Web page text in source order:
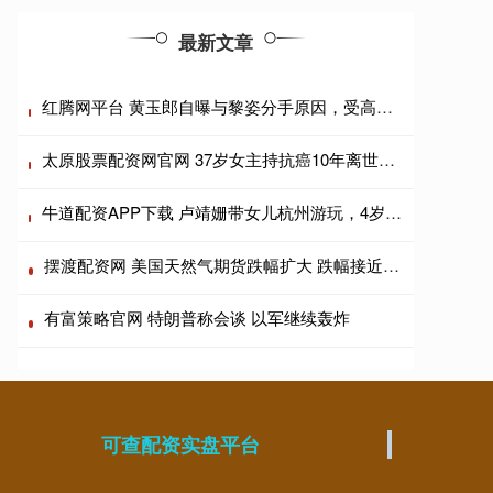
最新文章
红腾网平台 黄玉郎自曝与黎姿分手原因，受高人指点放弃忘年恋，曾在一起三年
太原股票配资网官网 37岁女主持抗癌10年离世，去年曾许愿再活5年，讣告看哭网友
牛道配资APP下载 卢靖姗带女儿杭州游玩，4岁女儿正面曝光，五官立体精致很像韩庚
摆渡配资网 美国天然气期货跌幅扩大 跌幅接近5%
有富策略官网 特朗普称会谈 以军继续轰炸
可查配资实盘平台